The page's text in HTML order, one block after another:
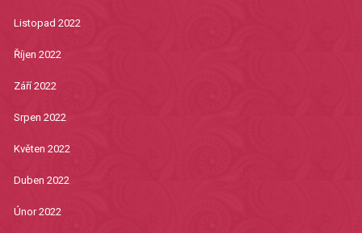
Listopad 2022
Říjen 2022
Září 2022
Srpen 2022
Květen 2022
Duben 2022
Únor 2022